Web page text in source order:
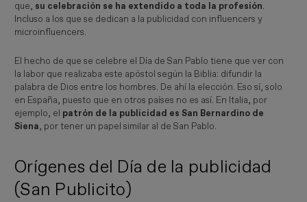
que, su celebración se ha extendido a toda la profesión.
Incluso a los que se dedican a la publicidad con influencers y
microinfluencers.
El hecho de que se celebre el Día de San Pablo tiene que ver con
la labor que realizaba este apóstol según la Biblia: difundir la
palabra de Dios entre los hombres. De ahí la elección. Eso sí, solo
en España, puesto que en otros países no es así. En Italia, por
ejemplo, el patrón de la publicidad es San Bernardino de
Siena, por tener un papel similar al de San Pablo.
Orígenes del Día de la publicidad
(San Publicito)